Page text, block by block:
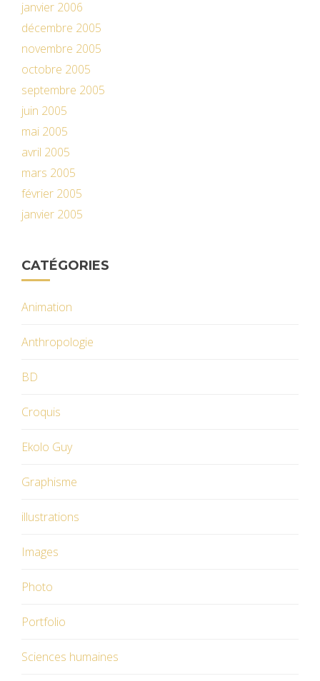
janvier 2006
décembre 2005
novembre 2005
octobre 2005
septembre 2005
juin 2005
mai 2005
avril 2005
mars 2005
février 2005
janvier 2005
CATÉGORIES
Animation
Anthropologie
BD
Croquis
Ekolo Guy
Graphisme
illustrations
Images
Photo
Portfolio
Sciences humaines